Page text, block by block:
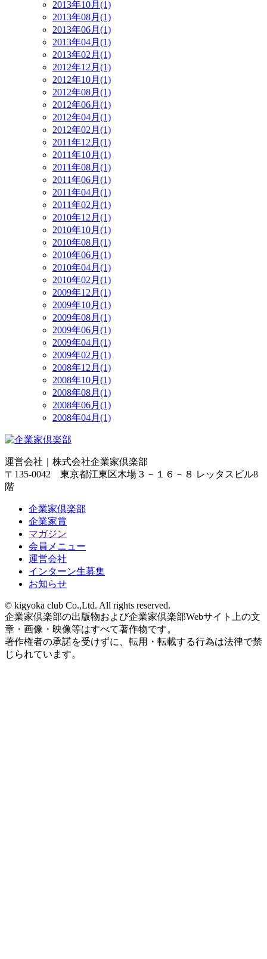
2013年10月(1)
2013年08月(1)
2013年06月(1)
2013年04月(1)
2013年02月(1)
2012年12月(1)
2012年10月(1)
2012年08月(1)
2012年06月(1)
2012年04月(1)
2012年02月(1)
2011年12月(1)
2011年10月(1)
2011年08月(1)
2011年06月(1)
2011年04月(1)
2011年02月(1)
2010年12月(1)
2010年10月(1)
2010年08月(1)
2010年06月(1)
2010年04月(1)
2010年02月(1)
2009年12月(1)
2009年10月(1)
2009年08月(1)
2009年06月(1)
2009年04月(1)
2009年02月(1)
2008年12月(1)
2008年10月(1)
2008年08月(1)
2008年06月(1)
2008年04月(1)
運営会社｜ 株式会社企業家倶楽部
〒135-0042 東京都江東区木場３－１６－８ レッタスビル8
階
企業家倶楽部
企業家賞
マガジン
会員メニュー
運営会社
インターン生募集
お知らせ
© kigyoka club Co.,Ltd. All rights reserved.
企業家倶楽部の出版物および企業家倶楽部Webサイト上の文
章・画像・映像等はすべて著作物です。
著作権者の承諾を受けずに、転用・転載する行為は法律で禁
じられています。